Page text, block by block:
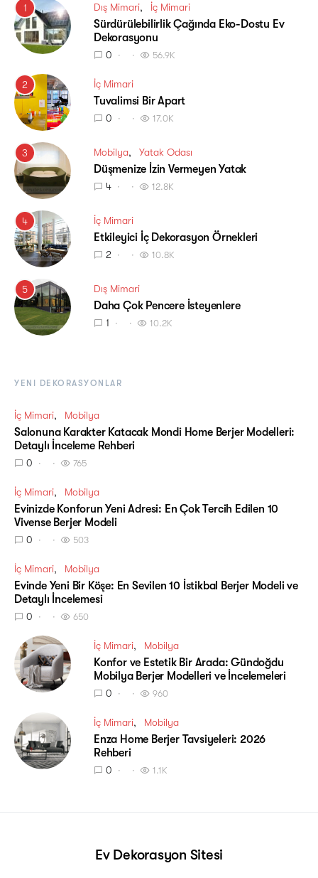
1 Dış Mimari İç Mimari
Sürdürülebilirlik Çağında Eko-Dostu Ev
Dekorasyonu
0 56.9K
2 İç Mimari
Tuvalimsi Bir Apart
0 17.0K
3 Mobilya Yatak Odası
Düşmenize İzin Vermeyen Yatak
4 12.8K
4 İç Mimari
Etkileyici İç Dekorasyon Örnekleri
2 10.8K
5 Dış Mimari
Daha Çok Pencere İsteyenlere
1 10.2K
YENI DEKORASYONLAR
İç Mimari Mobilya
Salonuna Karakter Katacak Mondi Home Berjer Modelleri:
Detaylı İnceleme Rehberi
0 765
İç Mimari Mobilya
Evinizde Konforun Yeni Adresi: En Çok Tercih Edilen 10
Vivense Berjer Modeli
0 503
İç Mimari Mobilya
Evinde Yeni Bir Köşe: En Sevilen 10 İstikbal Berjer Modeli ve
Detaylı İncelemesi
0 650
İç Mimari Mobilya
Konfor ve Estetik Bir Arada: Gündoğdu
Mobilya Berjer Modelleri ve İncelemeleri
0 960
İç Mimari Mobilya
Enza Home Berjer Tavsiyeleri: 2026
Rehberi
0 1.1K
Ev Dekorasyon Sitesi